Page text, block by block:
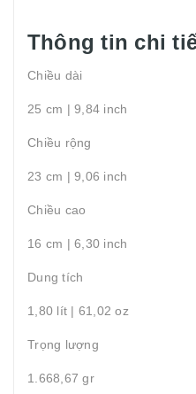
Thông tin chi
Chiều dài
25 cm | 9,84 inch
Chiều rộng
23 cm | 9,06 inch
Chiều cao
16 cm | 6,30 inch
Dung tích
1,80 lít | 61,02 oz
Trọng lượng
1.668,67 gr